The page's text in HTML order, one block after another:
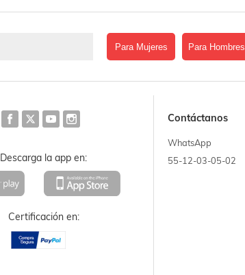
Para Mujeres Para Hombres
Descarga la app en:
Certificación en:
Contáctanos
WhatsApp
55-12-03-05-02